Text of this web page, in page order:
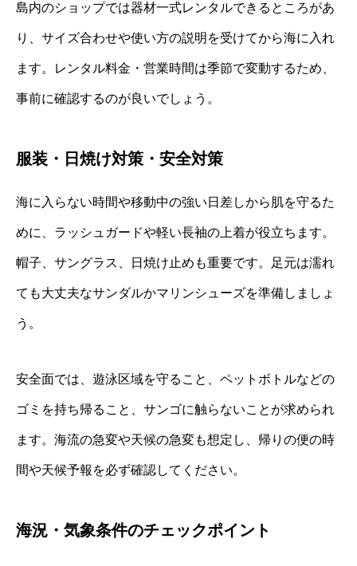
島内のショップでは器材一式レンタルできるところがあ
り、サイズ合わせや使い方の説明を受けてから海に入れ
ます。レンタル料金・営業時間は季節で変動するため、
事前に確認するのが良いでしょう。
服装・日焼け対策・安全対策
海に入らない時間や移動中の強い日差しから肌を守るた
めに、ラッシュガードや軽い長袖の上着が役立ちます。
帽子、サングラス、日焼け止めも重要です。足元は濡れ
ても大丈夫なサンダルかマリンシューズを準備しましょ
う。
安全面では、遊泳区域を守ること、ペットボトルなどの
ゴミを持ち帰ること、サンゴに触らないことが求められ
ます。海流の急変や天候の急変も想定し、帰りの便の時
間や天候予報を必ず確認してください。
海況・気象条件のチェックポイント